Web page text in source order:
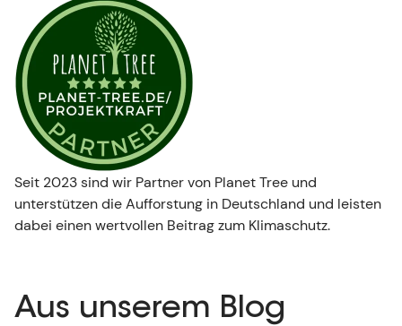
Seit 2023 sind wir Partner von Planet Tree und
unterstützen die Aufforstung in Deutschland und leisten
dabei einen wertvollen Beitrag zum Klimaschutz.
Aus unserem Blog